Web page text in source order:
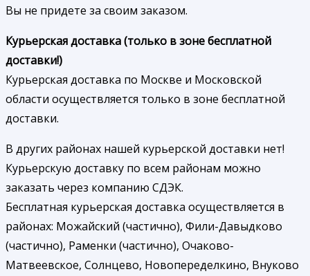
Вы не придете за своим заказом.
Курьерская доставка (только в зоне бесплатной
доставки!)
Курьерская доставка по Москве и Московской
области осуществляется только в зоне бесплатной
доставки.
В других районах нашей курьерской доставки нет!
Курьерскую доставку по всем районам можно
заказать через компанию СДЭК.
Бесплатная курьерская доставка осуществляется в
районах: Можайский (частично), Фили-Давыдково
(частично), Раменки (частично), Очаково-
Матвеевское, Солнцево, Новопеределкино, Внуково